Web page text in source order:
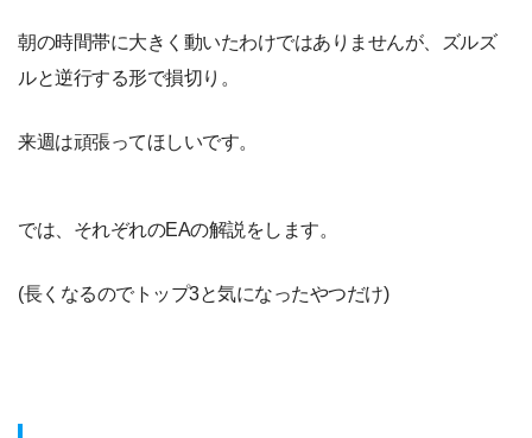
朝の時間帯に大きく動いたわけではありませんが、ズルズ
ルと逆行する形で損切り。
来週は頑張ってほしいです。
では、それぞれのEAの解説をします。
(長くなるのでトップ3と気になったやつだけ)